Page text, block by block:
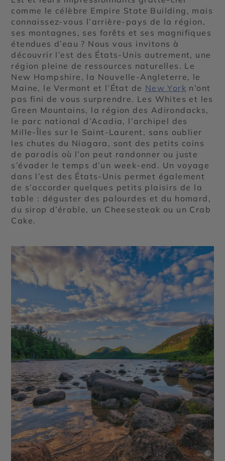
comme le célèbre Empire State Building, mais
connaissez-vous l’arrière-pays de la région,
ses montagnes, ses forêts et ses magnifiques
étendues d’eau ? Nous vous invitons à
découvrir l’est des États-Unis autrement, une
région pleine de ressources naturelles. Le
New Hampshire, la Nouvelle-Angleterre, le
Maine, le Vermont et l’État de New York n’ont
pas fini de vous surprendre. Les Whites et les
Green Mountains, la région des Adirondacks,
le parc national d’Acadia, l’archipel des
Mille-Îles sur le Saint-Laurent, sans oublier
les chutes du Niagara, sont des petits coins
de paradis où l’on peut randonner ou juste
s’évader le temps d’un week-end. Un voyage
dans l’est des États-Unis permet également
de s’accorder quelques petits plaisirs de la
table : déguster des palourdes et du homard,
du sirop d’érable, un Cheesesteak ou un Crab
Cake.
©